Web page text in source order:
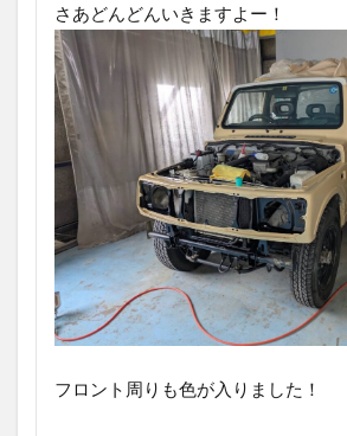
さあどんどんいきますよー！
フロント周りも色が入りました！